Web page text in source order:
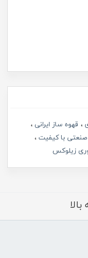
قهوه ساز ایرانی
با کیفیت
زیلوکس